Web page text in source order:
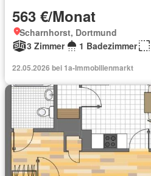
563 €/Monat
Scharnhorst, Dortmund
3 Zimmer
1 Badezimmer
22.05.2026 bei 1a-Immobilienmarkt